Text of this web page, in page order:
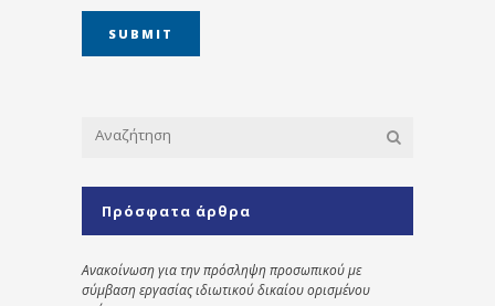
Πρόσφατα άρθρα
Ανακοίνωση για την πρόσληψη προσωπικού με
σύμβαση εργασίας ιδιωτικού δικαίου ορισμένου